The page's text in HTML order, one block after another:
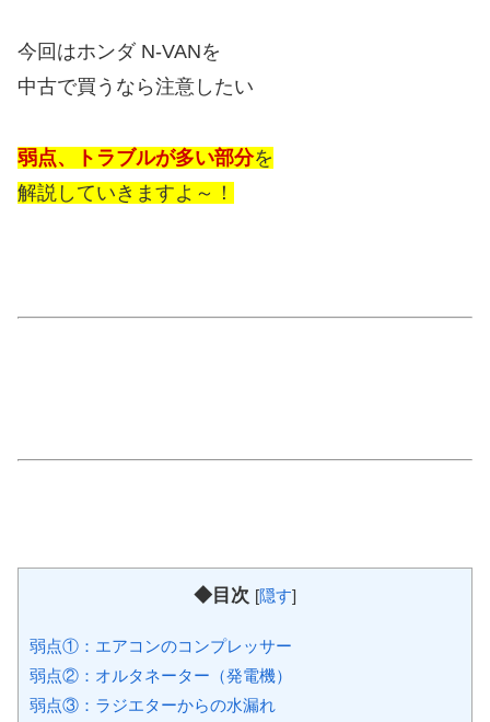
今回はホンダ N-VANを
中古で買うなら注意したい
弱点、トラブルが多い部分を
解説していきますよ～！
◆目次 [隠す]
弱点①：エアコンのコンプレッサー
弱点②：オルタネーター（発電機）
弱点③：ラジエターからの水漏れ